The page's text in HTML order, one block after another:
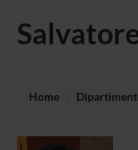
Home